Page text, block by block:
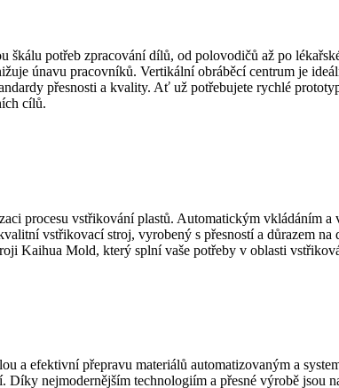
potřeb zpracování dílů, od polovodičů až po
únavu pracovníků. Vertikální obráběcí centrum je
přesnosti a kvality. Ať už potřebujete rychlé
cílů.
procesu vstřikování plastů. Automatickým vkládáním
vstřikovací stroj, vyrobený s přesností a důrazem
Kaihua Mold, který splní vaše potřeby v oblasti
a efektivní přepravu materiálů automatizovaným a
nejmodernějším technologiím a přesné výrobě jsou